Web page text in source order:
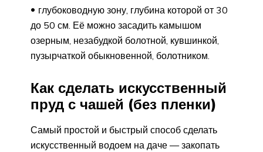
глубоководную зону, глубина которой от 30
до 50 см. Её можно засадить камышом
озерным, незабудкой болотной, кувшинкой,
пузырчаткой обыкновенной, болотником.
Как сделать искусственный
пруд с чашей (без пленки)
Самый простой и быстрый способ сделать
искусственный водоем на даче — закопать